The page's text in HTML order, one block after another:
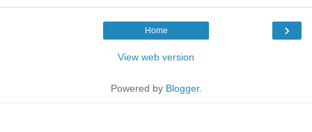
›
Home
View web version
Powered by Blogger.